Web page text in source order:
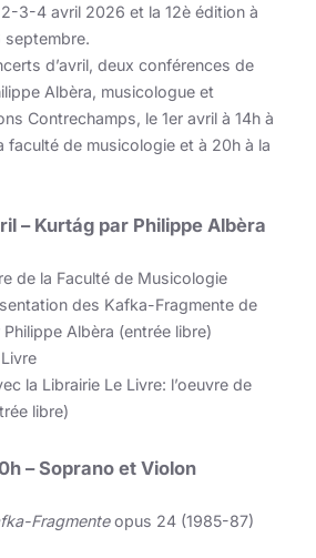
3-4 avril 2026 et la 12è édition à
d’avril, deux conférences de
Albèra, musicologue et
Contrechamps, le 1er avril à 14h à
faculté de musicologie et à 20h à la
– Kurtág par Philippe Albèra
de la Faculté de Musicologie
des Kafka-Fragmente de
Albèra (entrée libre)
la Librairie Le Livre: l’oeuvre de
libre)
– Soprano et Violon
Fragmenteopus 24 (1985-87)